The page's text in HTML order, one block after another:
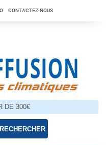
CONTACTEZ-NOUS
DE 300€
RECHERCHER